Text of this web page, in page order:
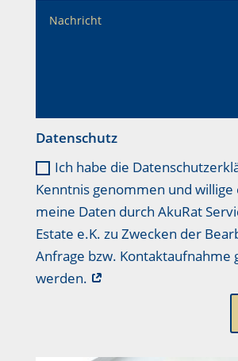
Datenschutz
Ich habe die
Kenntnis genommen und willige
meine Daten durch AkuRat
Estate e.K. zu Zwecken der
Anfrage bzw. Kontaktaufnahme
werden.